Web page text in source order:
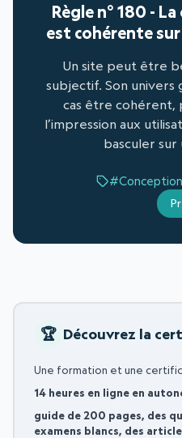
Règle n° 180 -
est cohérente
Un site peut être
subjectif. Son univers
cas être cohérent,
l’impression aux
basculer sur
#Conception
Découvrez la
Une formation et une
14 heures en ligne en
guide de 200 pages, des
examens blancs, des